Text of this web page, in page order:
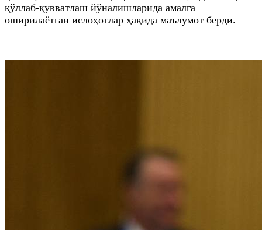
қўллаб-қувватлаш йўналишларида амалга
оширилаётган ислоҳотлар ҳақида маълумот берди.